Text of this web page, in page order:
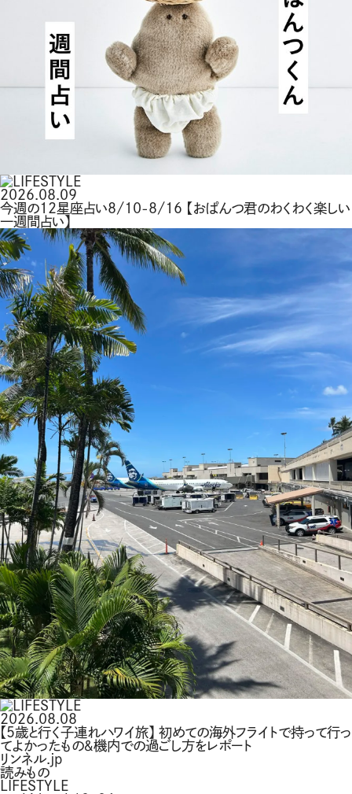
2026.08.09
今週の12星座占い8/10-8/16 【おぱんつ君のわくわく楽しい
一週間占い】
2026.08.08
【5歳と行く子連れハワイ旅】 初めての海外フライトで持って行っ
てよかったもの＆機内での過ごし方をレポート
リンネル.jp
読みもの
LIFESTYLE